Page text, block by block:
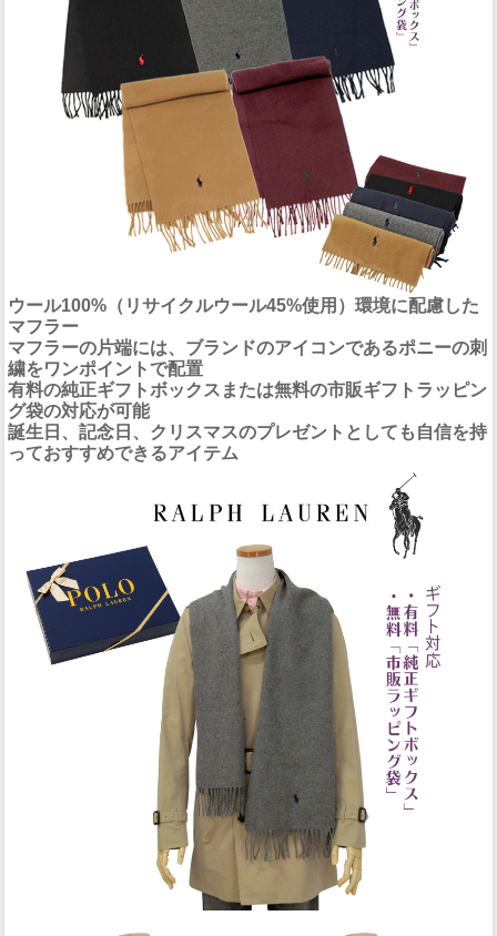
ウール100%（リサイクルウール45%使用）環境に配慮した
マフラー
マフラーの片端には、ブランドのアイコンであるポニーの刺
繍をワンポイントで配置
有料の純正ギフトボックスまたは無料の市販ギフトラッピン
グ袋の対応が可能
誕生日、記念日、クリスマスのプレゼントとしても自信を持
っておすすめできるアイテム